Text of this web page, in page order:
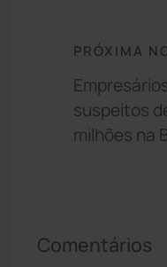
PRÓXIMA
suspeitos
milhões na
Comentários